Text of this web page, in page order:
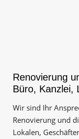
Renovierung
Büro, Kanzlei,
Wir sind Ihr
Renovierung und
Lokalen,